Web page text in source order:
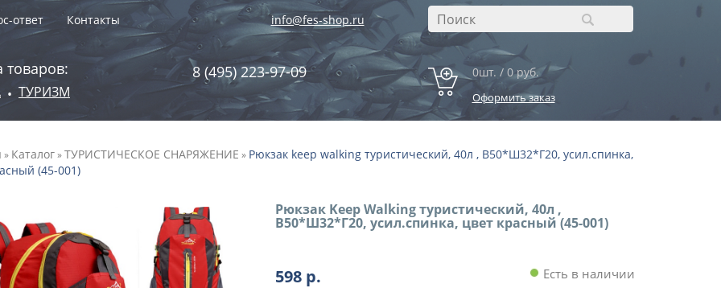
ответ Контакты info@fes-shop.ru
товаров:
• ТУРИЗМ
8 (495) 223-97-09 0шт. / 0 руб.
Оформить заказ
» Каталог»ТУРИСТИЧЕСКОЕ СНАРЯЖЕНИЕ » Рюкзак keep walking туристический, 40л , В50*Ш32*Г20, усил.спинка,
(45-001)
Рюкзак Keep Walking туристический, 40л ,
В50*Ш32*Г20, усил.спинка, цвет красный (45-001)
598 р. Есть в наличии